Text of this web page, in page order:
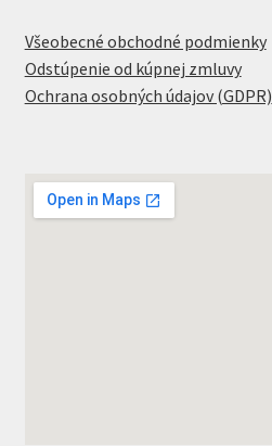
Všeobecné obchodné podmienky
Odstúpenie od kúpnej zmluvy
Ochrana osobných údajov (GDPR)